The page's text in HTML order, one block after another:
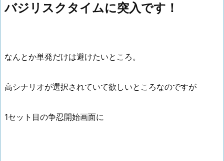
バジリスクタイムに突入です！
なんとか単発だけは避けたいところ。
高シナリオが選択されていて欲しいところなのですが
1セット目の争忍開始画面に